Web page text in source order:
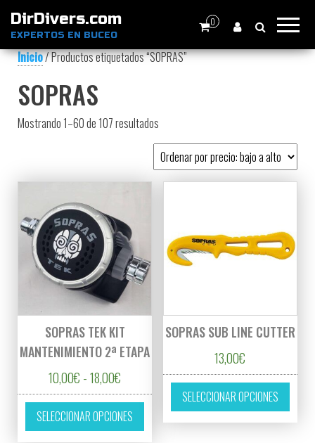
DirDivers.com
EXPERTOS EN BUCEO
0
Inicio/ Productos etiquetados “SOPRAS”
SOPRAS
Mostrando 1–60 de 107 resultados
SOPRAS TEK KIT
MANTENIMIENTO 2ª ETAPA
10,00€ -18,00€ Rango de precios: desde 10,00€ hasta
SELECCIONAR OPCIONES
Este producto tiene múltiples variantes.
SOPRAS SUB LINE CUTTER
13,00€
SELECCIONAR OPCIONES
Este